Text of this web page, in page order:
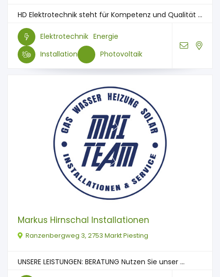
HD Elektrotechnik steht für Kompetenz und Qualität ...
Elektrotechnik Energie
Installation
Photovoltaik
Markus Hirnschal Installationen
Ranzenbergweg 3, 2753 Markt Piesting
UNSERE LEISTUNGEN: BERATUNG Nutzen Sie unser ...